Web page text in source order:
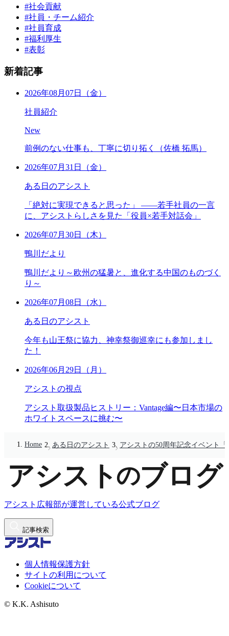
#社会貢献
#社員・チーム紹介
#社員育成
#福利厚生
#表彰
新着記事
2026年08月07日（金）
社員紹介
New
前例のない仕事も、丁寧に切り拓く（佐橋 拓馬）
2026年07月31日（金）
ある日のアシスト
「絶対に実現できると思った」 ――若手社員の一言
に、アシストらしさを見た「役員×若手対話会」
2026年07月30日（木）
鴨川だより
鴨川だより～欧州の猛暑と、進化する中国のものづく
り～
2026年07月08日（水）
ある日のアシスト
今年も山王祭に協力、神幸祭御巡幸にも参加しまし
た！
2026年06月29日（月）
アシストの視点
アシスト取扱製品ヒストリー：Vantage編〜日本市場の
ホワイトスペースに挑む〜
Home ある日のアシスト アシストの50周年記念イベント
アシスト広報部が運営している公式ブログ
記事検索
個人情報保護方針
サイトの利用について
Cookieについて
© K.K. Ashisuto